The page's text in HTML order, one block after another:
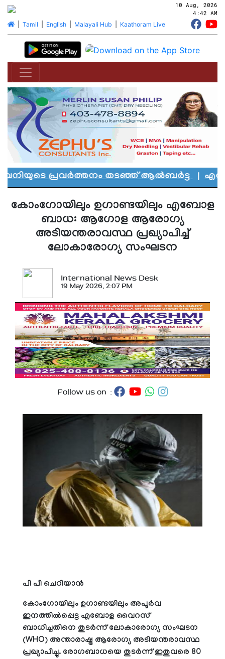
10 Aug, 2026
4:42 AM
| Tamil English| Malayali Hub Kaathoram Live
പ്രവർത്തനം തടഞ്ഞ് ആൽബർട്ട|
കോംഗോയിലും ഉഗാണ്ടയിലും എബോള
ബാധ: ആഗോള ആരോഗ്യ
അടിയന്തരാവസ്ഥ പ്രഖ്യാപിച്ച്
ലോകാരോഗ്യ സംഘടന
International News Desk
19 May 2026, 2:07 PM
Follow us on :
പി പി ചെറിയാന്‍
കോംഗോയിലും ഉഗാണ്ടയിലും അപൂര്‍വ
ഇനത്തില്‍പ്പെട്ട എബോള വൈറസ്
ബാധിച്ചതിനെ തുടര്‍ന്ന് ലോകാരോഗ്യ സംഘടന
(WHO) അന്താരാഷ്ട്ര ആരോഗ്യ അടിയന്തരാവസ്ഥ
പ്രഖ്യാപിച്ചു. രോഗബാധയെ തുടര്‍ന്ന് ഇതുവരെ 80